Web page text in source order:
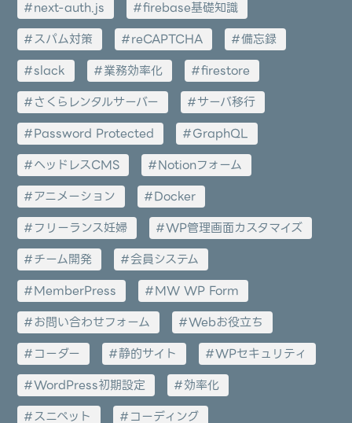
next-auth.js
firebase基礎知識
スパム対策
reCAPTCHA
備忘録
slack
業務効率化
firestore
さくらレンタルサーバー
サーバ移行
Password Protected
GraphQL
ヘッドレスCMS
Notionフォーム
アニメーション
Docker
フリーランス妊婦
WP管理画面カスタマイズ
チーム開発
会員システム
MemberPress
MW WP Form
お問い合わせフォーム
Webお役立ち
コーダー
静的サイト
WPセキュリティ
WordPress初期設定
効率化
スニペット
コーディング